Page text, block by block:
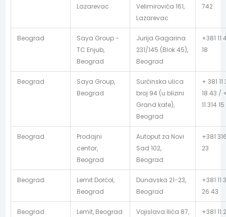
Lazarevac
Velimirovića 161,
Lazarevac
742
Beograd
Saya Group -
TC Enjub,
Beograd
Jurija Gagarina
231/145 (Blok 45),
Beograd
+381 11
18
Beograd
Saya Group,
Beograd
Surčinska ulica
broj 94 (u blizini
Grand kafe),
Beograd
+ 381 11
18 43 /
11 314
Beograd
Prodajni
centar,
Beograd
Autoput za Novi
Sad 102,
Beograd
+381
23
Beograd
Lemit Dorćol,
Beograd
Dunavska 21-23,
Beograd
+381 11
26 43
Beograd Lemit, Beograd Vojislava Ilića 87, +381 11